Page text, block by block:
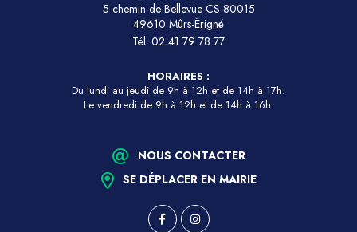
5 chemin de Bellevue CS 80015
49610 Mûrs-Érigné
Tél. 02 41 79 78 77
HORAIRES :
Du lundi au jeudi de 9h à 12h et de 14h à 17h.
Le vendredi de 9h à 12h et de 14h à 16h.
NOUS CONTACTER
SE DÉPLACER EN MAIRIE